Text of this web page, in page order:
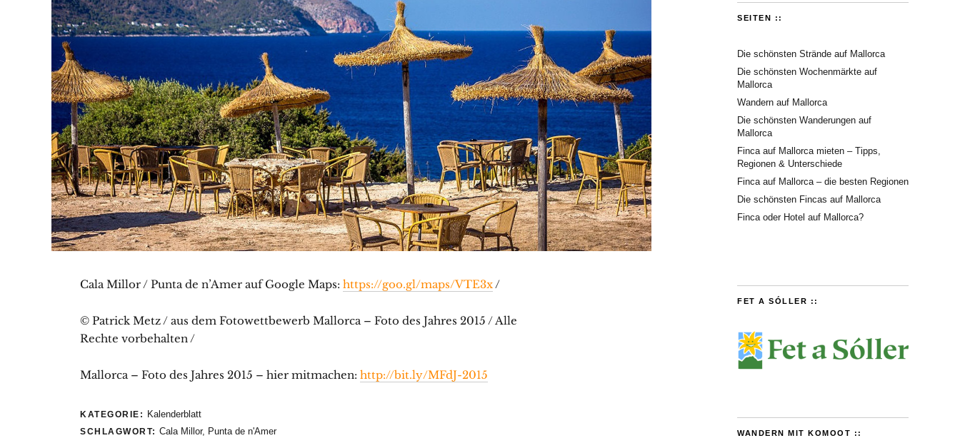
Cala Millor / Punta de n’Amer auf Google Maps: https://goo.gl/maps/VTE3x/
© Patrick Metz / aus dem Fotowettbewerb Mallorca – Foto des Jahres 2015 / Alle
Rechte vorbehalten /
Mallorca – Foto des Jahres 2015 – hier mitmachen: http://bit.ly/MFdJ-2015
KATEGORIE: Kalenderblatt
SCHLAGWORT: Cala Millor, Punta de n'Amer
SEITEN ::
Die schönsten Strände auf Mallorca
Die schönsten Wochenmärkte auf
Mallorca
Wandern auf Mallorca
Die schönsten Wanderungen auf
Mallorca
Finca auf Mallorca mieten – Tipps,
Regionen & Unterschiede
Finca auf Mallorca – die besten Regionen
Die schönsten Fincas auf Mallorca
Finca oder Hotel auf Mallorca?
FET A SÓLLER ::
WANDERN MIT KOMOOT ::